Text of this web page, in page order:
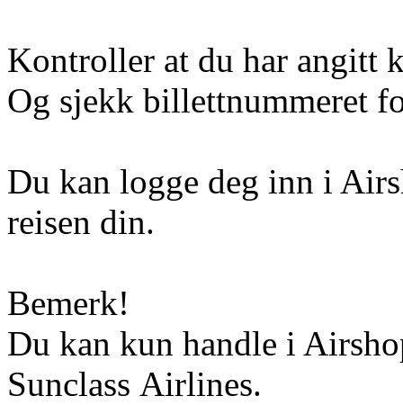
Kontroller at du har angitt
Og sjekk billettnummeret
Du kan logge deg inn i
reisen din.
Bemerk!
Du kan kun handle i
Sunclass Airlines.